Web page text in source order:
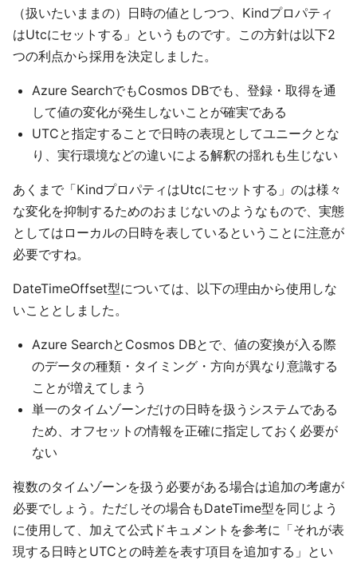
（扱いたいままの）日時の値としつつ、Kindプロパティ
はUtcにセットする」というものです。この方針は以下2
つの利点から採用を決定しました。
Azure SearchでもCosmos DBでも、登録・取得を通
して値の変化が発生しないことが確実である
UTCと指定することで日時の表現としてユニークとな
り、実行環境などの違いによる解釈の揺れも生じない
あくまで「KindプロパティはUtcにセットする」のは様々
な変化を抑制するためのおまじないのようなもので、実態
としてはローカルの日時を表しているということに注意が
必要ですね。
DateTimeOffset型については、以下の理由から使用しな
いこととしました。
Azure SearchとCosmos DBとで、値の変換が入る際
のデータの種類・タイミング・方向が異なり意識する
ことが増えてしまう
単一のタイムゾーンだけの日時を扱うシステムである
ため、オフセットの情報を正確に指定しておく必要が
ない
複数のタイムゾーンを扱う必要がある場合は追加の考慮が
必要でしょう。ただしその場合もDateTime型を同じよう
に使用して、加えて公式ドキュメントを参考に「それが表
現する日時とUTCとの時差を表す項目を追加する」とい